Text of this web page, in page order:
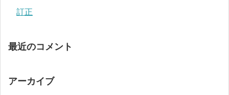
訂正
最近のコメント
アーカイブ